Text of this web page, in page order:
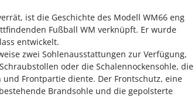
ist die Geschichte des Modell WM66 eng
Fußball WM verknüpft. Er wurde
entwickelt.
zwei Sohlenausstattungen zur Verfügung,
oder die Schalennockensohle, die
und Frontpartie diente. Der Frontschutz, eine
Brandsohle und die gepolsterte